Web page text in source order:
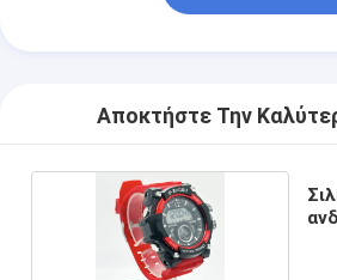
Αποκτήστε Την